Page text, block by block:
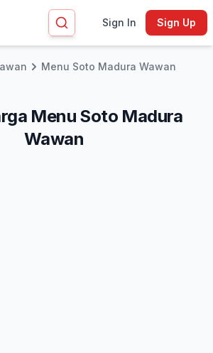
Sign In Sign Up
Menu Soto Madura Wawan
Menu Soto Madura
Wawan